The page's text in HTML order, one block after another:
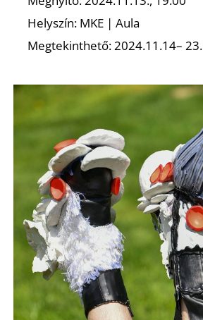
Helyszín: MKE | Aula
Megtekinthető: 2024.11.14– 23.